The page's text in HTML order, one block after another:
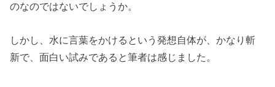
のなのではないでしょうか。
しかし、水に言葉をかけるという発想自体が、かなり斬
新で、面白い試みであると筆者は感じました。